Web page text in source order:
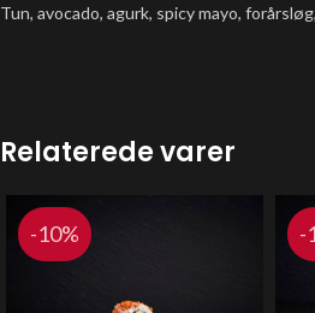
Tun, avocado, agurk, spicy mayo,
Relaterede varer
-10% -